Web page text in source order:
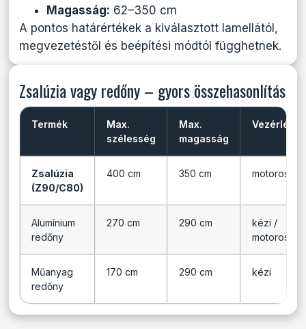
Magasság: 62–350 cm
A pontos határértékek a kiválasztott lamellától,
megvezetéstől és beépítési módtól függhetnek.
Zsalúzia vagy redőny – gyors összehasonlítás
Termék
Max.
szélesség
Max.
magasság
Vezérlés
Zsalúzia
(Z90/C80)
400 cm 350 cm motoros
Alumínium
redőny
270 cm 290 cm
kézi /
motoros
Műanyag
redőny
170 cm 290 cm kézi